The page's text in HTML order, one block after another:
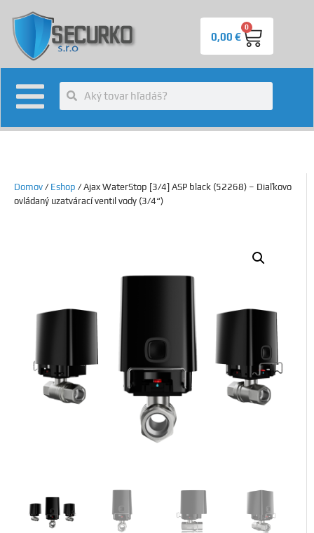
0,00€
0
Domov / Eshop / Ajax WaterStop [3/4] ASP black (52268) – Diaľkovo
ovládaný uzatvárací ventil vody (3/4“)